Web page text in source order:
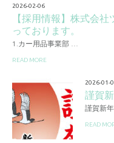
2026-02-06
【採用情報】株式会
っております。
1.カー用品事業部 …
READ MORE
2026-01-
謹賀
謹賀新
READ